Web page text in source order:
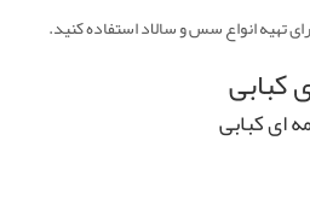
تهیه انواع سس و سالاد استفاده کنید.
کبابی
ای کبابی